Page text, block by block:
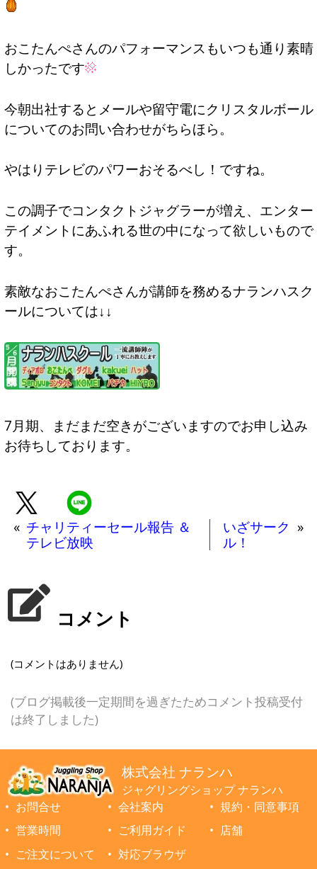
おこたんぺさんのパフォーマンスもいつも通り素晴
しかったです
今朝出社するとメールや留守電にクリスタルボール
についてのお問い合わせがちらほら。
やはりテレビのパワーおそるべし！ですね。
この調子でコンタクトジャグラーが増え、エンター
テイメントにあふれる世の中になって欲しいもので
す。
素敵なおこたんぺさんが講師を務めるナランハスク
ールについては↓↓
7月期、まだまだ空きがございますのでお申し込み
お待ちしております。
« チャリティーセール報告 ＆
テレビ放映
いざサーク
ル！
»
コメント
(コメントはありません)
(ブログ掲載後一定期間を過ぎたためコメント投稿受付
は終了しました)
株式会社 ナランハ
ジャグリングショップ ナランハ
お問合せ
会社案内
規約・同意事項
営業時間
ご利用ガイド
店舗
ご注文について
対応ブラウザ